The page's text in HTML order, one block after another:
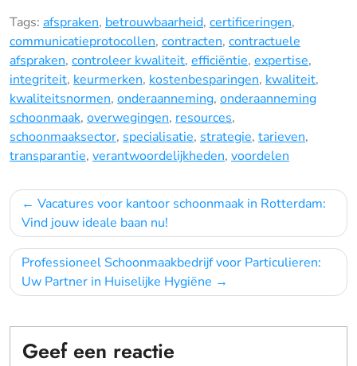
Tags: afspraken, betrouwbaarheid, certificeringen,
communicatieprotocollen, contracten, contractuele
afspraken, controleer kwaliteit, efficiëntie, expertise,
integriteit, keurmerken, kostenbesparingen, kwaliteit,
kwaliteitsnormen, onderaanneming, onderaanneming
schoonmaak, overwegingen, resources,
schoonmaaksector, specialisatie, strategie, tarieven,
transparantie, verantwoordelijkheden, voordelen
Bericht
navigatie
Vacatures voor kantoor schoonmaak in Rotterdam:
Vind jouw ideale baan nu!
Professioneel Schoonmaakbedrijf voor Particulieren:
Uw Partner in Huiselijke Hygiëne
Geef een reactie